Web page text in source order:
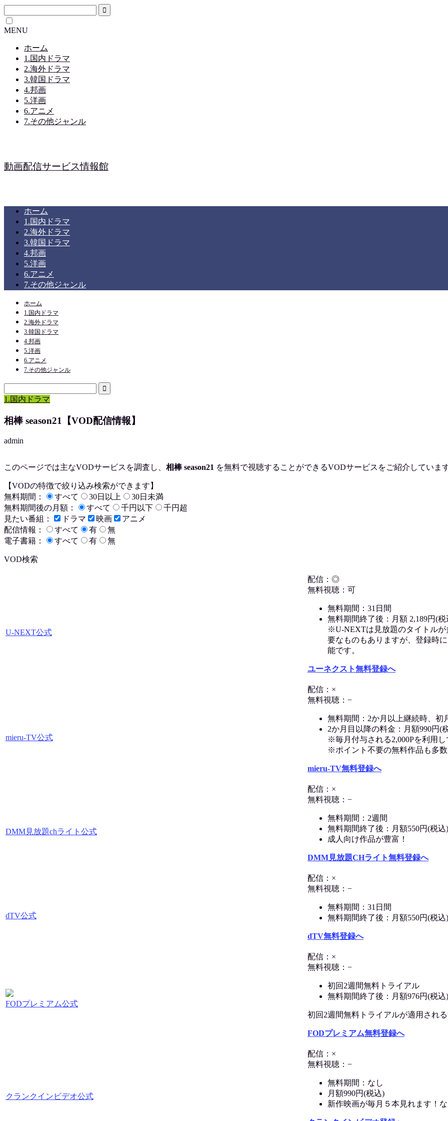
MENU
ホーム
1.国内ドラマ
2.海外ドラマ
3.韓国ドラマ
4.邦画
5.洋画
6.アニメ
7.その他ジャンル
動画配信サービス情報館
ホーム
1.国内ドラマ
2.海外ドラマ
3.韓国ドラマ
4.邦画
5.洋画
6.アニメ
7.その他ジャンル
ホーム
1.国内ドラマ
2.海外ドラマ
3.韓国ドラマ
4.邦画
5.洋画
6.アニメ
7.その他ジャンル
1.国内ドラマ
相棒 season21【VOD配信情報】
admin
このページでは主なVODサービスを調査し、 相棒 season21 を無料で視聴することができるVODサービスをご紹介していま
【VODの特徴で絞り込み検索ができます】
無料期間：
すべて 30日以上
30日未満
無料期間後の月額：
すべて 千円以下
千円超
見たい番組：
ドラマ 映画
アニメ
配信情報：
すべて 有
無
電子書籍：
すべて 有 無
VOD検索
U-NEXT公式
配信：◎
無料視聴：可
無料期間：31日間
無料期間終了後：月額 2,189円(税
※U-NEXTは見放題のタイトル
要なものもありますが、登録時
能です。
ユーネクスト無料登録へ
mieru-TV公式
配信：×
無料視聴：−
無料期間：2か月以上継続時、初
2か月目以降の料金：月額990円(
※毎月付与される2,000Pを利用
※ポイント不要の無料作品も多
mieru-TV無料登録へ
DMM見放題chライト公式
配信：×
無料視聴：−
無料期間：2週間
無料期間終了後：月額550円(税込)
成人向け作品が豊富！
DMM見放題CHライト無料登録へ
dTV公式
配信：×
無料視聴：−
無料期間：31日間
無料期間終了後：月額550円(税込)
dTV無料登録へ
FODプレミアム公式
配信：×
無料視聴：−
初回2週間無料トライアル
無料期間終了後：月額976円(税込)
初回2週間無料トライアルが適用され
FODプレミアム無料登録へ
クランクインビデオ公式
配信：×
無料視聴：−
無料期間：なし
月額990円(税込)
新作映画が毎月５本見れます！